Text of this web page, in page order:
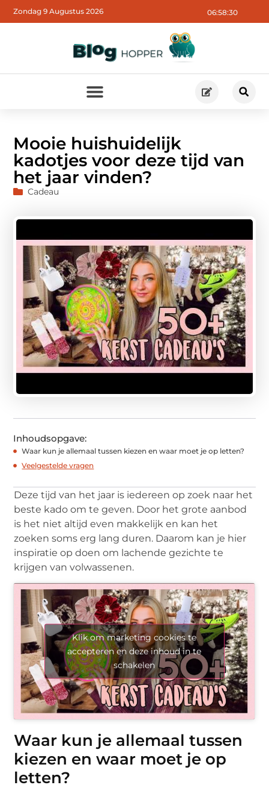
06:58:31
Zondag 9 Augustus 2026
Mooie huishuidelijk
kadotjes voor deze tijd van
het jaar vinden?
Cadeau
Inhoudsopgave:
Waar kun je allemaal tussen kiezen en waar moet je op letten?
Veelgestelde vragen
Deze tijd van het jaar is iedereen op zoek naar het
beste kado om te geven. Door het grote aanbod
is het niet altijd even makkelijk en kan het
zoeken soms erg lang duren. Daarom kan je hier
inspiratie op doen om lachende gezichte te
krijgen van volwassenen.
Klik om marketing cookies te
accepteren en deze inhoud in te
schakelen
Waar kun je allemaal tussen
kiezen en waar moet je op
letten?